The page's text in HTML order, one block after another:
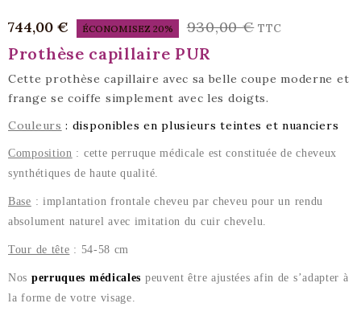
744,00 € ÉCONOMISEZ 20% 930,00 € TTC
Prothèse capillaire PUR
Cette prothèse capillaire avec sa belle coupe moderne et
frange se coiffe simplement avec les doigts.
Couleurs : disponibles en plusieurs teintes et nuanciers
Composition : cette perruque médicale est constituée de cheveux
synthétiques de haute qualité.
Base : implantation frontale cheveu par cheveu pour un rendu
absolument naturel avec imitation du cuir chevelu.
Tour de tête : 54-58 cm
Nos perruques médicales peuvent être ajustées afin de s’adapter à
la forme de votre visage.